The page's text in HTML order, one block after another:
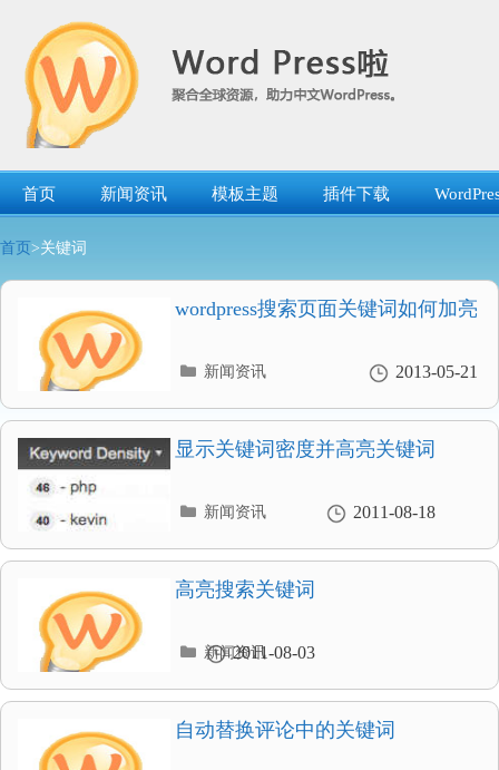
首页 新闻资讯 模板主题 插件下载
首页 >关键词
wordpress搜索页面关键词如何加亮
2013-05-21
分
录
新闻资讯
显示关键词密度并高亮关键词
2011-08-18
分
录
新闻资讯
高亮搜索关键词
2011-08-03
分
录
新闻资讯
自动替换评论中的关键词